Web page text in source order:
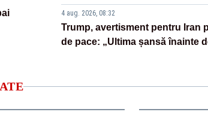
4 aug. 2026, 08:32
Trump, avertisment pentru Iran
de pace: „Ultima șansă înainte